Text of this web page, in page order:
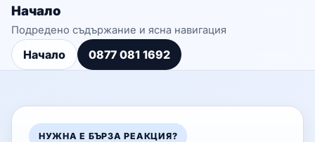
Начало
Подредено съдържание и ясна навигация
Начало 0877 081 1692
НУЖНА Е БЪРЗА РЕАКЦИЯ?